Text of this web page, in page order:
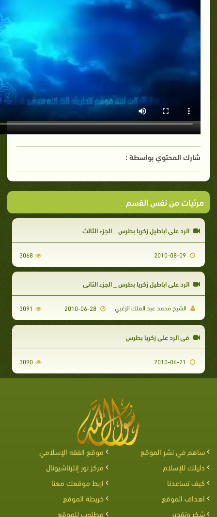
شارك المحتوي بواسطة :
مرئيات من نفس القسم
الرد على اباطيل زكريا بطرس _ الجزء الثالث
3068
الرد على اباطيل زكريا بطرس _ الجزء الثاني
الشيخ محمد عبد الملك الزغبي 3091
في الرد على زكريا بطرس
3090
ساهم في نشر الموقع
موقع الفقه الإسلامي
دليلك للإسلام
مركز نور إنترناشيونال
كيف تساعدنا
اربط موقعك معنا
اهداف الموقع
خريطة الموقع
شكر وتقدير
مطلوب للموقع